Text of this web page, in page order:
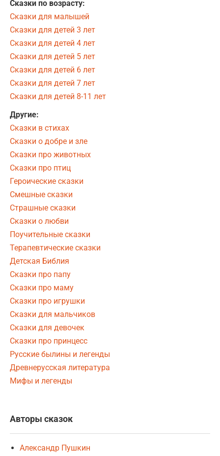
Сказки по возрасту:
Сказки для малышей
Сказки для детей 3 лет
Сказки для детей 4 лет
Сказки для детей 5 лет
Сказки для детей 6 лет
Сказки для детей 7 лет
Сказки для детей 8-11 лет
Другие:
Сказки в стихах
Сказки о добре и зле
Сказки про животных
Сказки про птиц
Героические сказки
Смешные сказки
Страшные сказки
Сказки о любви
Поучительные сказки
Терапевтические сказки
Детская Библия
Сказки про папу
Сказки про маму
Сказки про игрушки
Сказки для мальчиков
Сказки для девочек
Сказки про принцесс
Русские былины и легенды
Древнерусская литература
Мифы и легенды
Авторы сказок
Александр Пушкин